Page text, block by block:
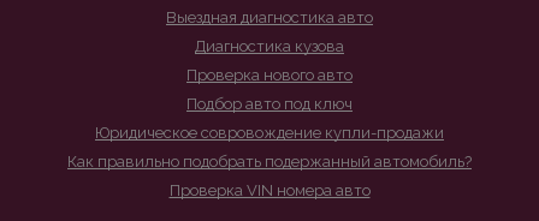
Выездная диагностика авто
Диагностика кузова
Проверка нового авто
Подбор авто под ключ
Юридическое совровождение купли-продажи
Как правильно подобрать подержанный автомобиль?
Проверка VIN номера авто